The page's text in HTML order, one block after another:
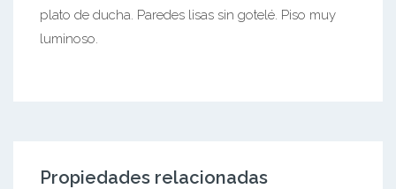
plato de ducha. Paredes lisas sin gotelé. Piso muy
luminoso.
Propiedades relacionadas